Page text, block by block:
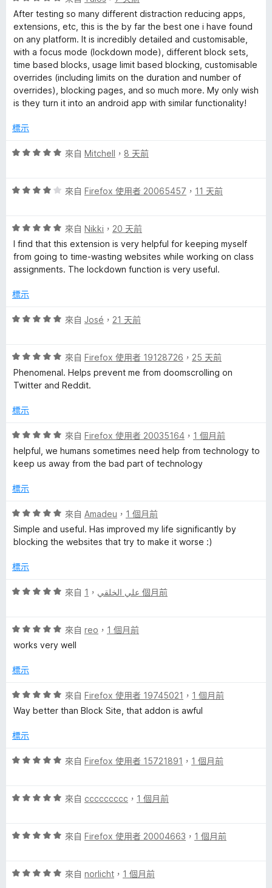
評
論
5
分
，
滿
分
5
分
價
5
分
，
滿
分
5
分
After testing so many different distraction reducing apps,
extensions, etc, this is the by far the best one i have found
on any platform. It is incredibly detailed and customisable,
with a focus mode (lockdown mode), different block sets,
time based blocks, usage limit based blocking, customisable
overrides (including limits on the duration and number of
overrides), blocking pages, and so much more. My only wish
is they turn it into an android app with similar functionality!
標示
評
分
分
5
分
來自 Mitchell ， 8 天前
評
分
，
滿
分
分
來自 Firefox 使用者 20065457 ， 11 天前
評
價
5
分
滿
5
來自 Nikki ， 20 天前
I find that this extension is very helpful for keeping myself
from going to time-wasting websites while working on class
assignments. The lockdown function is very useful.
標示
評
分
，
滿
5
來自 José ， 21 天前
評
價
5
，
分
5
分
來自 Firefox 使用者 19128726 ， 25 天前
Phenomenal. Helps prevent me from doomscrolling on
Twitter and Reddit.
標示
評
價
5
，
分
5
分
來自 Firefox 使用者 20035164 ， 1 個月前
helpful, we humans sometimes need help from technology to
keep us away from the bad part of technology
標示
評
價
5
，
分
來自 Amadeu ， 1 個月前
Simple and useful. Has improved my life significantly by
blocking the websites that try to make it worse :)
標示
評
分
，
分
分
來自 علي الخلقي ， 1 個月前
評
價
分
滿
分
分
來自 reo ， 1 個月前
works very well
標示
評
價
分
滿
分
來自 Firefox 使用者 19745021 ， 1 個月前
Way better than Block Site, that addon is awful
標示
評
分
分
來自 Firefox 使用者 15721891 ， 1 個月前
評
分
分
來自 ccccccccc ， 1 個月前
評
分
來自 Firefox 使用者 20004663 ， 1 個月前
評
來自 norlicht ， 1 個月前